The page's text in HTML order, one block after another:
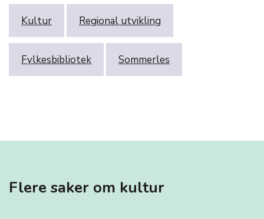
Kultur Regional utvikling
Fylkesbibliotek Sommerles
Flere saker om kultur